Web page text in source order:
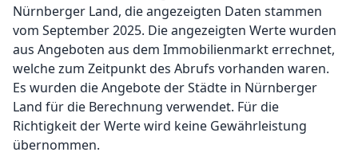
Nürnberger Land, die angezeigten Daten stammen
vom September 2025. Die angezeigten Werte wurden
aus Angeboten aus dem Immobilienmarkt errechnet,
welche zum Zeitpunkt des Abrufs vorhanden waren.
Es wurden die Angebote der Städte in Nürnberger
Land für die Berechnung verwendet. Für die
Richtigkeit der Werte wird keine Gewährleistung
übernommen.